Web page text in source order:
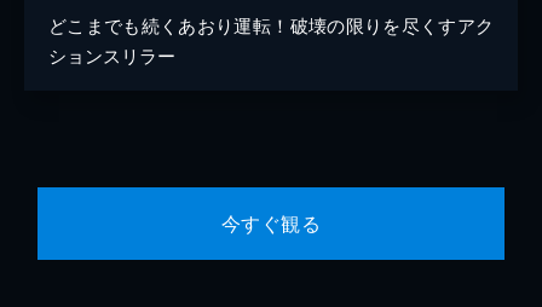
どこまでも続くあおり運転！破壊の限りを尽くすアク
ションスリラー
今すぐ観る